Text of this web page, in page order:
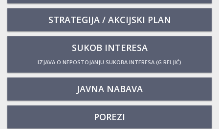
STRATEGIJA / AKCIJSKI PLAN
SUKOB INTERESA
IZJAVA O NEPOSTOJANJU SUKOBA INTERESA (G.RELJIĆ)
JAVNA NABAVA
POREZI